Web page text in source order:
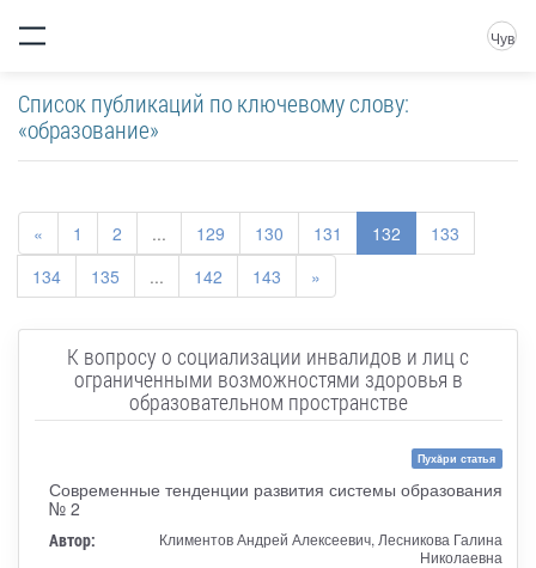
Чув
Список публикаций по ключевому слову:
«образование»
« 1 2 ... 129 130 131 132
133
134
135 ... 142 143 »
К вопросу о социализации инвалидов и лиц с
ограниченными возможностями здоровья в
образовательном пространстве
Пухăри статья
Современные тенденции развития системы образования
№ 2
Автор:
Климентов Андрей Алексеевич, Лесникова Галина
Николаевна